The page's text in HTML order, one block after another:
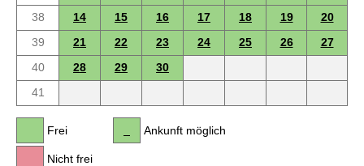
38
14 15 16 17 18 19
20
39
21 22 23 24 25 26
27
40
28 29
30
41
Frei
Nicht frei
Ankunft möglich